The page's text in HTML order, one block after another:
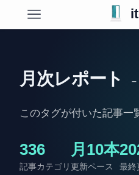
月次レポート
このタグが付いた記事一
33
記事
6
カテゴリ
月10本
更新ペース 最終